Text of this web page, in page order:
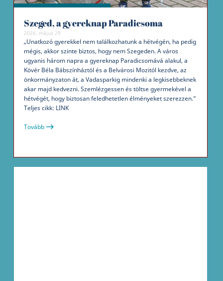
Szeged, a gyereknap Paradicsoma
2026. május 29
„Unatkozó gyerekkel nem találkozhatunk a hétvégén, ha pedig
mégis, akkor szinte biztos, hogy nem Szegeden. A város
ugyanis három napra a gyereknap Paradicsomává alakul, a
Kövér Béla Bábszínháztól és a Belvárosi Mozitól kezdve, az
önkormányzaton át, a Vadasparkig mindenki a legkisebbeknek
akar majd kedvezni. Szemlézgessen és töltse gyermekével a
hétvégét, hogy biztosan feledhetetlen élményeket szerezzen.”
Teljes cikk: LINK
Tovább